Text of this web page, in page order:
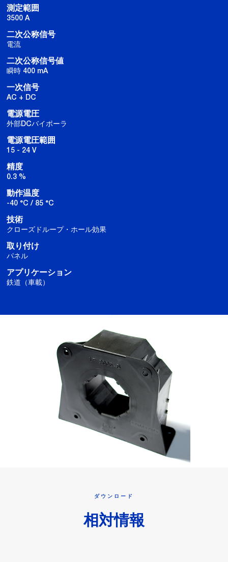
測定範囲
3500 A
二次公称信号
電流
二次公称信号値
瞬時 400 mA
一次信号
AC + DC
電源電圧
外部DCバイポーラ
電源電圧範囲
15 - 24 V
精度
0.3 %
動作温度
-40 °C / 85 °C
技術
クローズドループ・ホール効果
取り付け
パネル
アプリケーション
鉄道（車載）
ダウンロード
相対情報